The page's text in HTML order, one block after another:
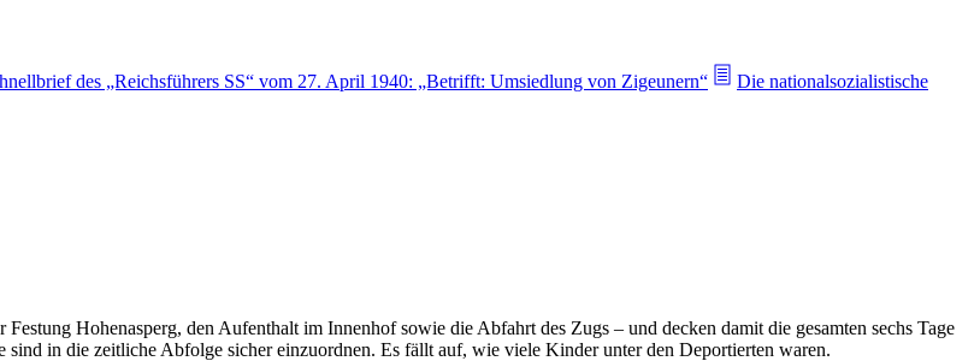
des „Reichsführers SS“ vom 27. April 1940: „Betrifft: Umsiedlung von Zigeunern“
Die nationalsozialistische
Hohenasperg, den Aufenthalt im Innenhof sowie die Abfahrt des Zugs – und decken damit die gesamten sechs Tage
in die zeitliche Abfolge sicher einzuordnen. Es fällt auf, wie viele Kinder unter den Deportierten waren.